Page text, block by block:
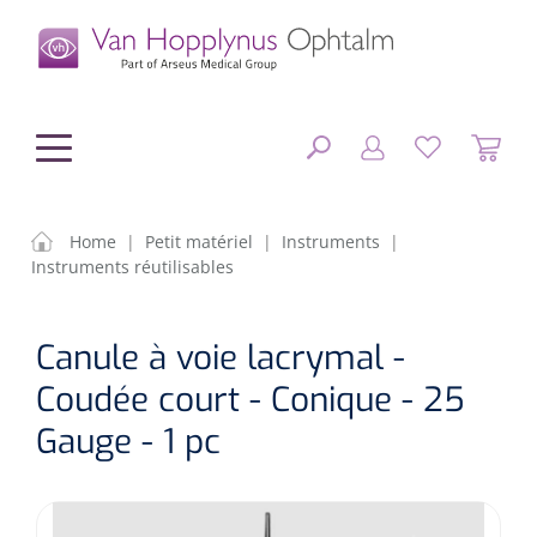
Equipement chirurgical
OP sets
Diagnostic
Tonomètres
Petit matériel
OPTIONS
RÉSULTATS
Home | Petit matériel | Instruments
|
Instruments réutilisables
Canule à voie lacrymal -
Coudée court - Conique - 25
Gauge - 1 pc